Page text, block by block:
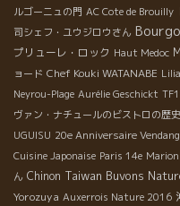
ルゴーニュの門 AC Cote de Brouilly
司シェフ・ユウジロウさん
プリューレ・ロック Haut Medoc
ョード Chef Kouki WATANABE
Neyrou-Plage Aurélie Geschickt TF1
ヴァン・ナチュールのビストロの歴史
UGUISU 20e Anniversaire
Cuisine Japonaise Paris 14e
ん Chinon Taiwan Buvons
Yorozuya Auxerrois Nature 2016